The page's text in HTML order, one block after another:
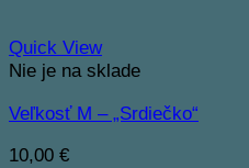
Quick View
Nie je na sklade
Veľkosť M – „Srdiečko“
10,00 €